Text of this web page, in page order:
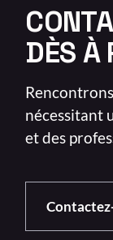
DÈS À
nécessitant
et des